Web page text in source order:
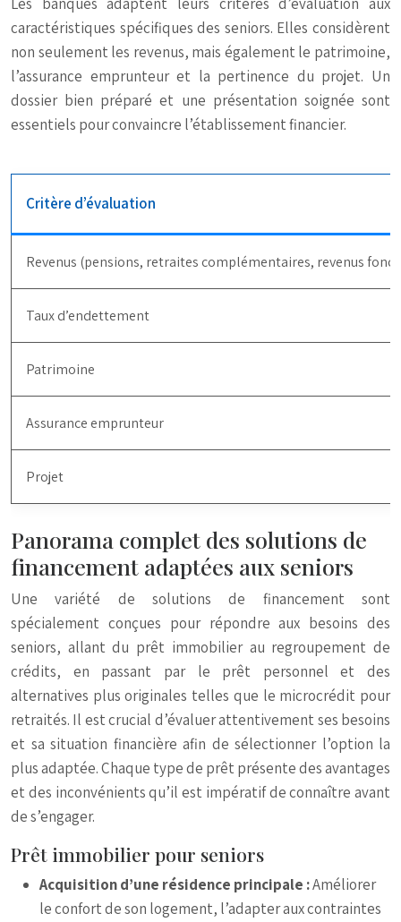
caractéristiques spécifiques des seniors. Elles considèrent
non seulement les revenus, mais également le patrimoine,
l’assurance emprunteur et la pertinence du projet. Un
dossier bien préparé et une présentation soignée sont
essentiels pour convaincre l’établissement financier.
Critère d’évaluation
Revenus (pensions, retraites complémentaires, revenus
Taux d’endettement
Patrimoine
Assurance emprunteur
Projet
Panorama complet des solutions de
financement adaptées aux seniors
Une variété de solutions de financement sont
spécialement conçues pour répondre aux besoins des
seniors, allant du prêt immobilier au regroupement de
crédits, en passant par le prêt personnel et des
alternatives plus originales telles que le microcrédit pour
retraités. Il est crucial d’évaluer attentivement ses besoins
et sa situation financière afin de sélectionner l’option la
plus adaptée. Chaque type de prêt présente des avantages
et des inconvénients qu’il est impératif de connaître avant
de s’engager.
Prêt immobilier pour seniors
Acquisition d’une résidence principale :Améliorer
le confort de son logement, l’adapter aux contraintes